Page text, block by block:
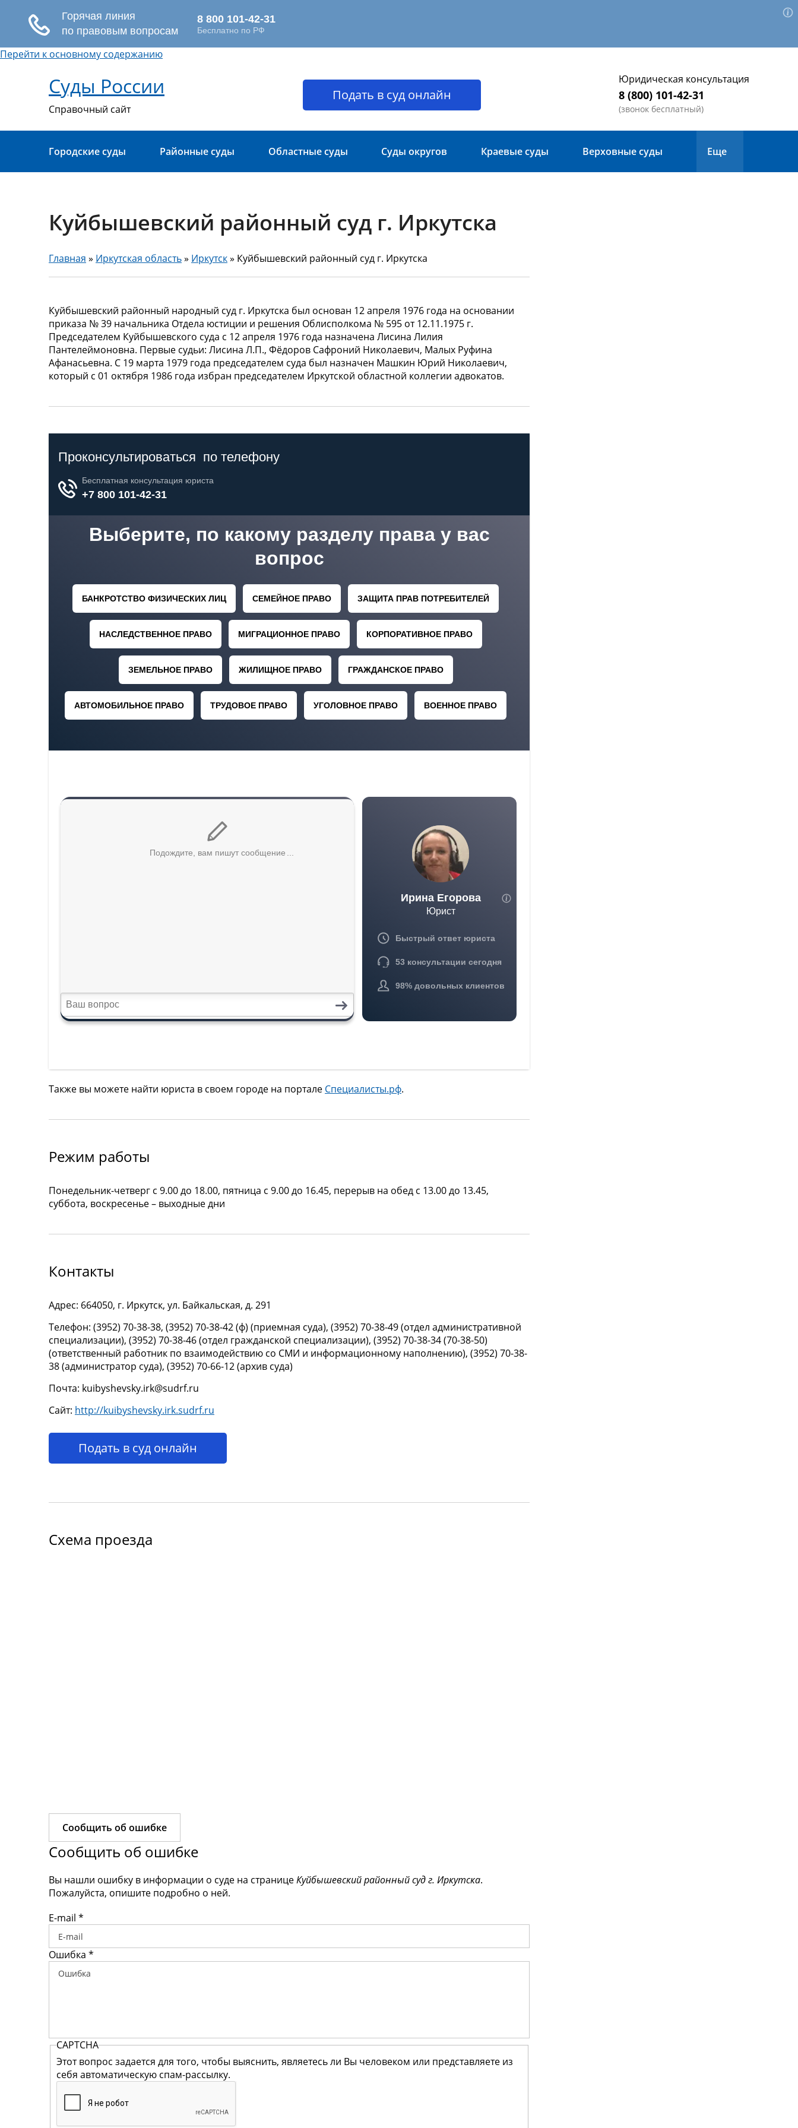
Перейти к основному содержанию
Суды России
Справочный сайт
Подать в суд онлайн
Юридическая консультация
8 (800) 101-42-31
(звонок бесплатный)
Городские суды Районные суды Областные суды Суды округов Краевые суды Верховные суды Еще
Куйбышевский районный суд г. Иркутска
Главная » Иркутская область» Иркутск» Куйбышевский районный суд г. Иркутска
Куйбышевский районный народный суд г. Иркутска был основан 12 апреля 1976 года на основании
приказа № 39 начальника Отдела юстиции и решения Облисполкома № 595 от 12.11.1975 г.
Председателем Куйбышевского суда с 12 апреля 1976 года назначена Лисина Лилия
Пантелеймоновна. Первые судьи: Лисина Л.П., Фёдоров Сафроний Николаевич, Малых Руфина
Афанасьевна. С 19 марта 1979 года председателем суда был назначен Машкин Юрий Николаевич,
который с 01 октября 1986 года избран председателем Иркутской областной коллегии адвокатов.
Также вы можете найти юриста в своем городе на портале Специалисты.рф.
Режим работы
Понедельник-четверг с 9.00 до 18.00, пятница с 9.00 до 16.45, перерыв на обед с 13.00 до 13.45,
суббота, воскресенье – выходные дни
Контакты
Адрес: 664050, г. Иркутск, ул. Байкальская, д. 291
Телефон: (3952) 70-38-38, (3952) 70-38-42 (ф) (приемная суда), (3952) 70-38-49 (отдел административной
специализации), (3952) 70-38-46 (отдел гражданской специализации), (3952) 70-38-34 (70-38-50)
(ответственный работник по взаимодействию со СМИ и информационному наполнению), (3952) 70-38-
38 (администратор суда), (3952) 70-66-12 (архив суда)
Почта: kuibyshevsky.irk@sudrf.ru
Сайт: http://kuibyshevsky.irk.sudrf.ru
Подать в суд онлайн
Схема проезда
Сообщить об ошибке
Сообщить об ошибке
Вы нашли ошибку в информации о суде на страницеКуйбышевский районный суд г. Иркутска.
Пожалуйста, опишите подробно о ней.
E-mail *
Ошибка *
CAPTCHA
Этот вопрос задается для того, чтобы выяснить, являетесь ли Вы человеком или представляете из
себя автоматическую спам-рассылку.